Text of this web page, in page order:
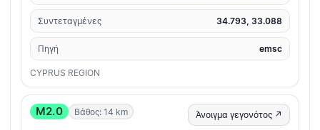
Συντεταγμένες 34.793, 33.088
Πηγή emsc
CYPRUS REGION
M2.0 Βάθος: 14 km Άνοιγμα γεγονότος ↗